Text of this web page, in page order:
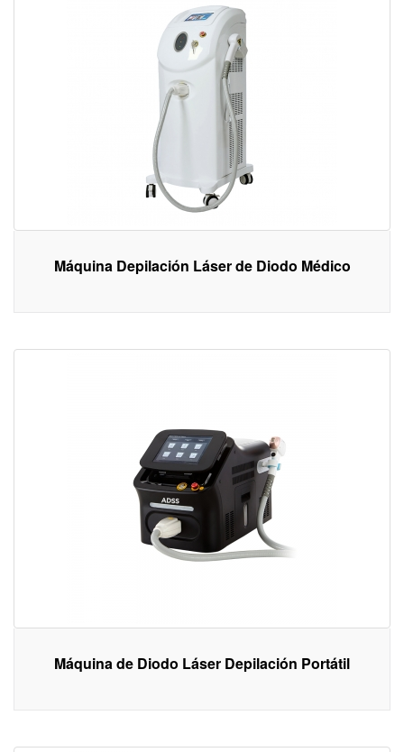
Máquina Depilación Láser de Diodo Médico
Máquina de Diodo Láser Depilación Portátil